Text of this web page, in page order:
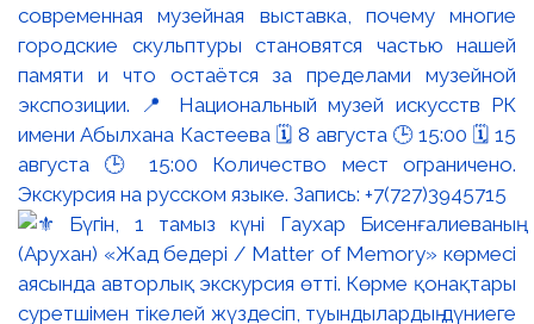
современная музейная выставка, почему многие
городские скульптуры становятся частью нашей
памяти и что остаётся за пределами музейной
экспозиции. 📍 Национальный музей искусств РК
имени Абылхана Кастеева 🗓 8 августа 🕒 15:00 🗓 15
августа 🕒 15:00 Количество мест ограничено.
Экскурсия на русском языке. Запись: +7(727)3945715